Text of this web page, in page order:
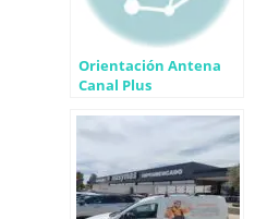
Orientación Antena
Canal Plus